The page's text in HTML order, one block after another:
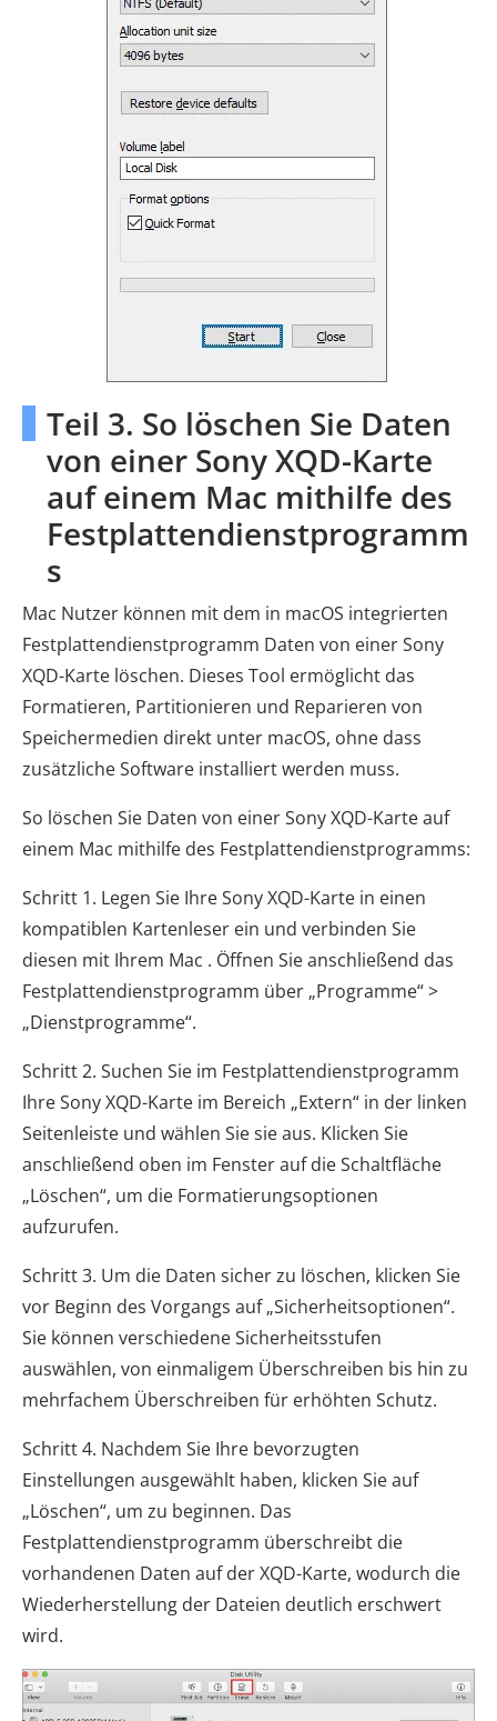
Teil 3. So löschen Sie Daten
von einer Sony XQD-Karte
auf einem Mac mithilfe des
Festplattendienstprogramm
s
Mac Nutzer können mit dem in macOS integrierten
Festplattendienstprogramm Daten von einer Sony
XQD-Karte löschen. Dieses Tool ermöglicht das
Formatieren, Partitionieren und Reparieren von
Speichermedien direkt unter macOS, ohne dass
zusätzliche Software installiert werden muss.
So löschen Sie Daten von einer Sony XQD-Karte auf
einem Mac mithilfe des Festplattendienstprogramms:
Schritt 1. Legen Sie Ihre Sony XQD-Karte in einen
kompatiblen Kartenleser ein und verbinden Sie
diesen mit Ihrem Mac . Öffnen Sie anschließend das
Festplattendienstprogramm über „Programme“ >
„Dienstprogramme“.
Schritt 2. Suchen Sie im Festplattendienstprogramm
Ihre Sony XQD-Karte im Bereich „Extern“ in der linken
Seitenleiste und wählen Sie sie aus. Klicken Sie
anschließend oben im Fenster auf die Schaltfläche
„Löschen“, um die Formatierungsoptionen
aufzurufen.
Schritt 3. Um die Daten sicher zu löschen, klicken Sie
vor Beginn des Vorgangs auf „Sicherheitsoptionen“.
Sie können verschiedene Sicherheitsstufen
auswählen, von einmaligem Überschreiben bis hin zu
mehrfachem Überschreiben für erhöhten Schutz.
Schritt 4. Nachdem Sie Ihre bevorzugten
Einstellungen ausgewählt haben, klicken Sie auf
„Löschen“, um zu beginnen. Das
Festplattendienstprogramm überschreibt die
vorhandenen Daten auf der XQD-Karte, wodurch die
Wiederherstellung der Dateien deutlich erschwert
wird.